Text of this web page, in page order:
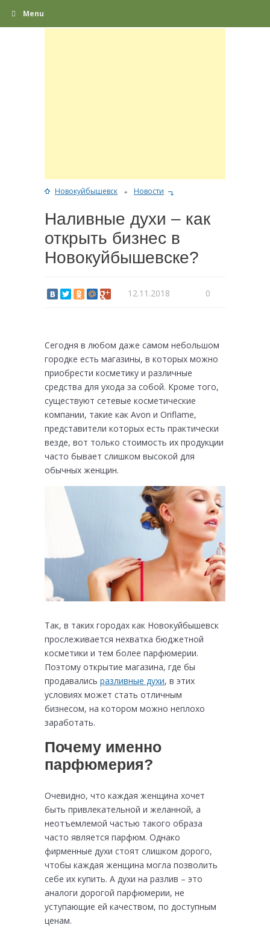
Menu
Новокуйбышевск Новости
Наливные духи – как
открыть бизнес в
Новокуйбышевске?
12.11.2018 0
Сегодня в любом даже самом небольшом
городке есть магазины, в которых можно
приобрести косметику и различные
средства для ухода за собой. Кроме того,
существуют сетевые косметические
компании, такие как Avon и Oriflame,
представители которых есть практически
везде, вот только стоимость их продукции
часто бывает слишком высокой для
обычных женщин.
Так, в таких городах как Новокуйбышевск
прослеживается нехватка бюджетной
косметики и тем более парфюмерии.
Поэтому открытие магазина, где бы
продавались разливные духи, в этих
условиях может стать отличным
бизнесом, на котором можно неплохо
заработать.
Почему именно
парфюмерия?
Очевидно, что каждая женщина хочет
быть привлекательной и желанной, а
неотъемлемой частью такого образа
часто является парфюм. Однако
фирменные духи стоят слишком дорого,
чтобы каждая женщина могла позволить
себе их купить. А духи на разлив – это
аналоги дорогой парфюмерии, не
уступающие ей качеством, по доступным
ценам.